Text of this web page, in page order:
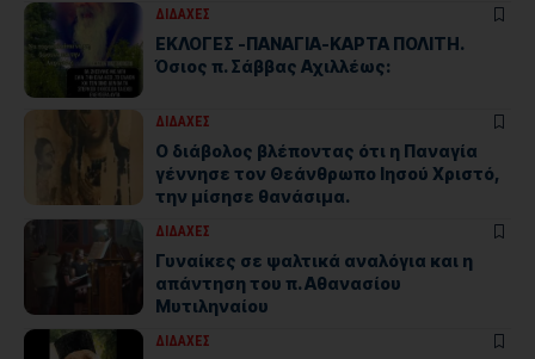
ΔΙΔΑΧΕΣ
ΕΚΛΟΓΕΣ -ΠΑΝΑΓΙΑ-ΚΑΡΤΑ ΠΟΛΙΤΗ.
Όσιος π. Σάββας Αχιλλέως:
ΔΙΔΑΧΕΣ
Ο διάβολος βλέποντας ότι η Παναγία
γέννησε τον Θεάνθρωπο Ιησού Χριστό,
την μίσησε θανάσιμα.
ΔΙΔΑΧΕΣ
Γυναίκες σε ψαλτικά αναλόγια και η
απάντηση του π. Αθανασίου
Μυτιληναίου
ΔΙΔΑΧΕΣ